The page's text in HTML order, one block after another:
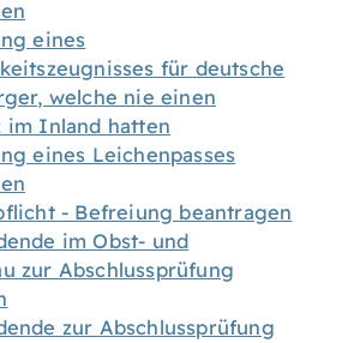
eines
für deutsche
welche nie einen
im Inland hatten
eines Leichenpasses
- Befreiung beantragen
im Obst- und
zur Abschlussprüfung
zur Abschlussprüfung